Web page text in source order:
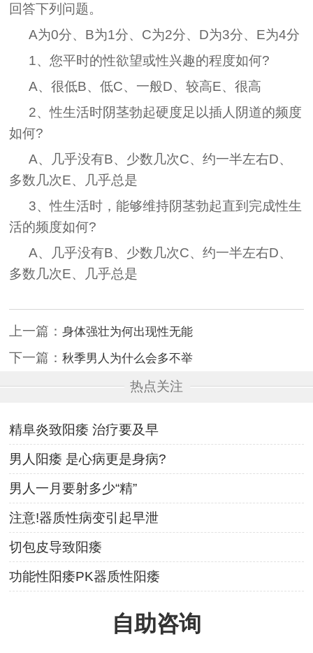
回答下列问题。
A为0分、B为1分、C为2分、D为3分、E为4分
1、您平时的性欲望或性兴趣的程度如何?
A、很低B、低C、一般D、较高E、很高
2、性生活时阴茎勃起硬度足以插人阴道的频度
如何?
A、几乎没有B、少数几次C、约一半左右D、
多数几次E、几乎总是
3、性生活时，能够维持阴茎勃起直到完成性生
活的频度如何?
A、几乎没有B、少数几次C、约一半左右D、
多数几次E、几乎总是
上一篇：身体强壮为何出现性无能
下一篇：秋季男人为什么会多不举
热点关注
精阜炎致阳痿 治疗要及早
男人阳痿 是心病更是身病?
男人一月要射多少“精”
注意!器质性病变引起早泄
切包皮导致阳痿
功能性阳痿PK器质性阳痿
自助咨询